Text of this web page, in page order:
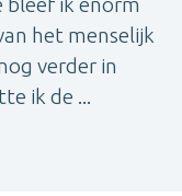
het menselijk
verder in
ik de ...